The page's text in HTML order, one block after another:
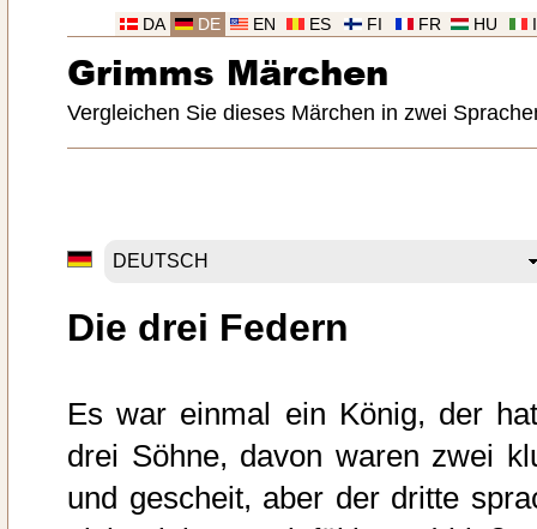
HU
FR
FI
ES
EN
DE
DA
Grimms Märchen
Vergleichen Sie dieses Märchen in zwei
Die drei Federn
Es war einmal ein König, der
drei Söhne, davon waren zwei
und gescheit, aber der dritte